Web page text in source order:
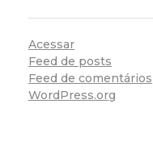
Acessar
Feed de posts
Feed de comentários
WordPress.org